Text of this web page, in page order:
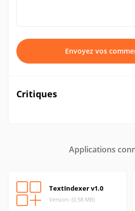
Envoyez vos
Critiques
Applications
TextIndexer v1.0
Version: (0.58 MB)